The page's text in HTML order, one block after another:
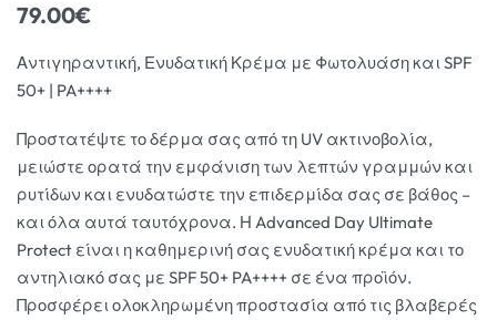
79.00€
Αντιγηραντική, Ενυδατική Κρέμα με Φωτολυάση και SPF
50+ | PA++++
Προστατέψτε το δέρμα σας από τη UV ακτινοβολία,
μειώστε ορατά την εμφάνιση των λεπτών γραμμών και
ρυτίδων και ενυδατώστε την επιδερμίδα σας σε βάθος –
και όλα αυτά ταυτόχρονα. Η Advanced Day Ultimate
Protect είναι η καθημερινή σας ενυδατική κρέμα και το
αντηλιακό σας με SPF 50+ PA++++ σε ένα προϊόν.
Προσφέρει ολοκληρωμένη προστασία από τις βλαβερές